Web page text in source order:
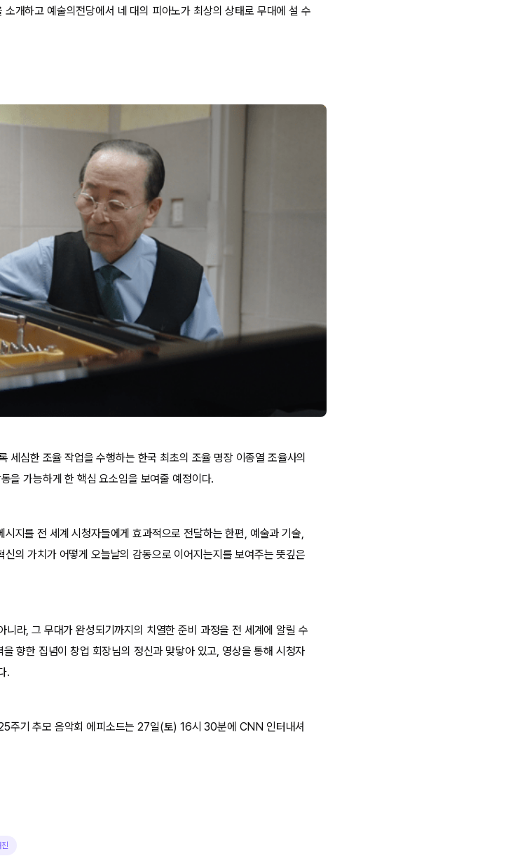
개하고 예술의전당에서 네 대의 피아노가 최상의 상태로 무대에 설 수
세심한 조율 작업을 수행하는 한국 최초의 조율 명장 이종열 조율사의
을 가능하게 한 핵심 요소임을 보여줄 예정이다.
지를 전 세계 시청자들에게 효과적으로 전달하는 한편, 예술과 기술,
의 가치가 어떻게 오늘날의 감동으로 이어지는지를 보여주는 뜻깊은
라, 그 무대가 완성되기까지의 치열한 준비 과정을 전 세계에 알릴 수
향한 집념이 창업 회장님의 정신과 맞닿아 있고, 영상을 통해 시청자
.
주기 추모 음악회 에피소드는 27일(토) 16시 30분에 CNN 인터내셔